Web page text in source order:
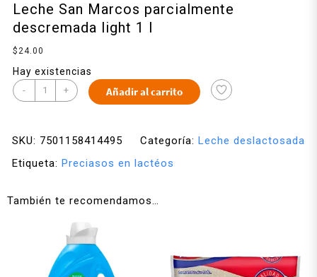
Leche San Marcos parcialmente
descremada light 1 l
$24.00
Hay existencias
- + Añadir al carrito
SKU: 7501158414495 Categoría: Leche deslactosada
Etiqueta: Preciasos en lactéos
También te recomendamos…